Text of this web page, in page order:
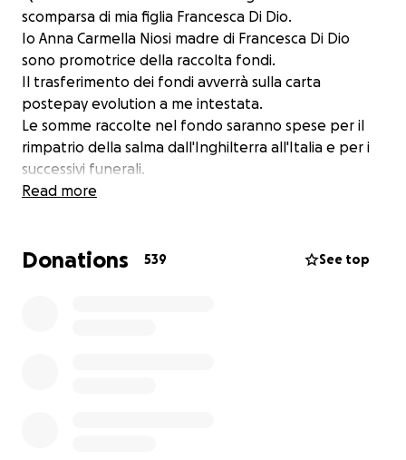
scomparsa di mia figlia Francesca Di Dio.
Io Anna Carmella Niosi madre di Francesca Di Dio
sono promotrice della raccolta fondi.
Il trasferimento dei fondi avverrà sulla carta
postepay evolution a me intestata.
Le somme raccolte nel fondo saranno spese per il
rimpatrio della salma dall'Inghilterra all'Italia e per i
successivi funerali.
Read more
Donations 539 See top